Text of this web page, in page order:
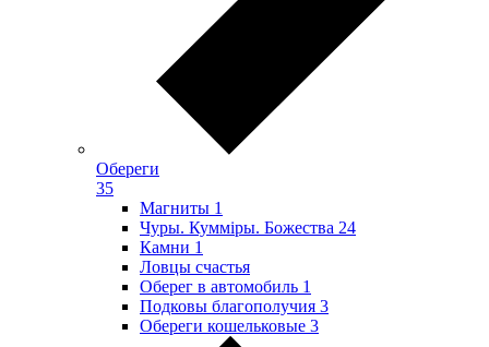
Обереги
35
Магниты 1
Чуры. Куммiры. Божества 24
Камни 1
Ловцы счастья
Оберег в автомобиль 1
Подковы благополучия 3
Обереги кошельковые 3